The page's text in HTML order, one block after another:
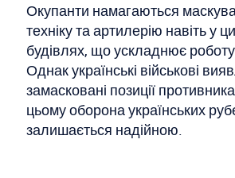
Окупанти намагаються
техніку та артилерію навіть у
будівлях, що ускладнює роботу
Однак українські військові
замасковані позиції
цьому оборона українських
залишається надійною.